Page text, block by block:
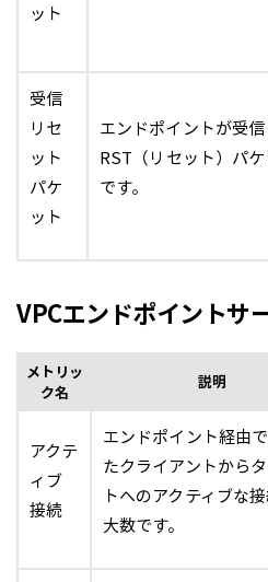
ット
受信
リセ
ット
パケ
ット
エンドポイントが受
RST（リセット）パ
です。
VPCエンドポイントサ
メトリッ
ク名
説明
アクテ
ィブ
接続
エンドポイント経由
たクライアントから
トへのアクティブな
大数です。